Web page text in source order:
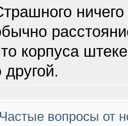
корпуса
другой.
вопросы от